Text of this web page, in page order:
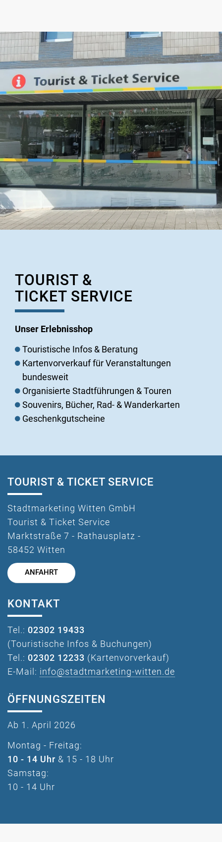
TOURIST &
TICKET SERVICE
Unser Erlebnisshop
Touristische Infos & Beratung
Kartenvorverkauf für Veranstaltungen
bundesweit
Organisierte Stadtführungen & Touren
Souvenirs, Bücher, Rad- & Wanderkarten
Geschenkgutscheine
TOURIST & TICKET SERVICE
Stadtmarketing Witten GmbH
Tourist & Ticket Service
Marktstraße 7 - Rathausplatz -
58452 Witten
ANFAHRT
KONTAKT
Tel.: 02302 19433
(Touristische Infos & Buchungen)
Tel.: 02302 12233 (Kartenvorverkauf)
E-Mail: info@stadtmarketing-witten.de
ÖFFNUNGSZEITEN
Ab 1. April 2026
Montag - Freitag:
10 - 14 Uhr & 15 - 18 Uhr
Samstag:
10 - 14 Uhr